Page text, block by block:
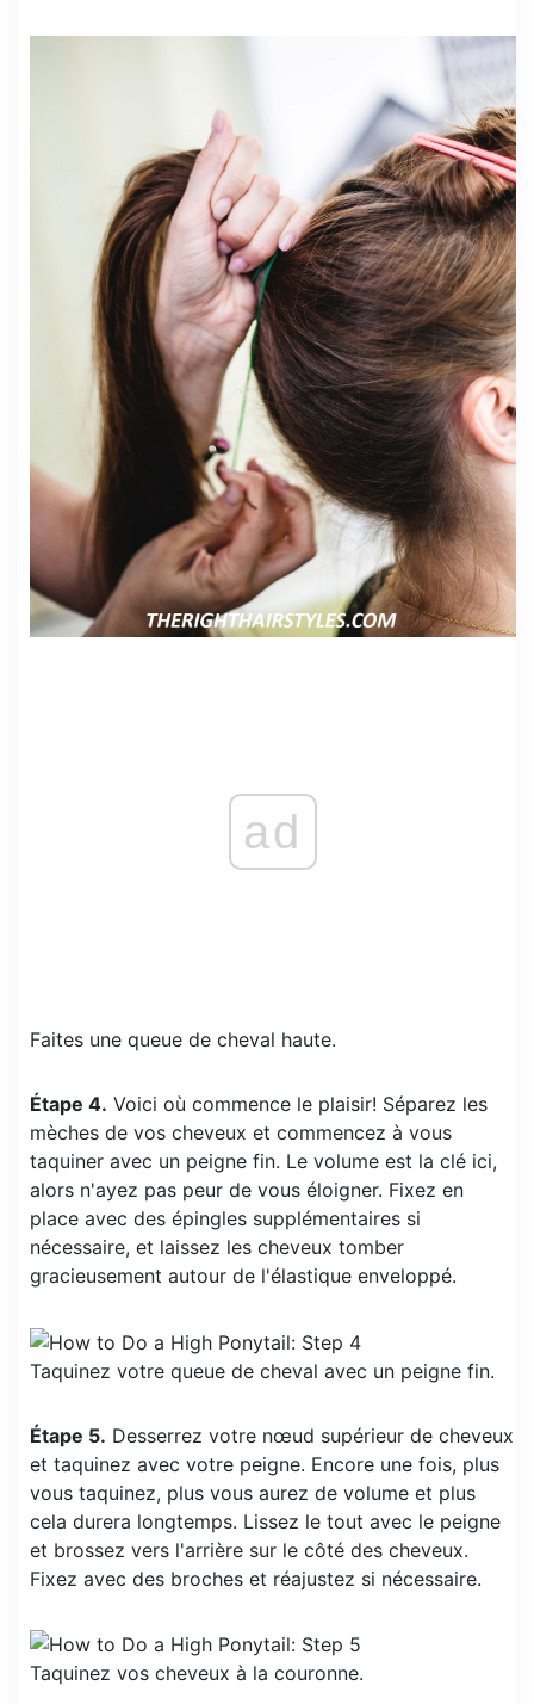
ad
Faites une queue de cheval haute.
Étape 4. Voici où commence le plaisir! Séparez les
mèches de vos cheveux et commencez à vous
taquiner avec un peigne fin. Le volume est la clé ici,
alors n'ayez pas peur de vous éloigner. Fixez en
place avec des épingles supplémentaires si
nécessaire, et laissez les cheveux tomber
gracieusement autour de l'élastique enveloppé.
Taquinez votre queue de cheval avec un peigne fin.
Étape 5. Desserrez votre nœud supérieur de cheveux
et taquinez avec votre peigne. Encore une fois, plus
vous taquinez, plus vous aurez de volume et plus
cela durera longtemps. Lissez le tout avec le peigne
et brossez vers l'arrière sur le côté des cheveux.
Fixez avec des broches et réajustez si nécessaire.
Taquinez vos cheveux à la couronne.